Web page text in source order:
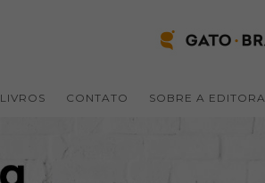
LIVROS CONTATO SOBRE A EDITORA